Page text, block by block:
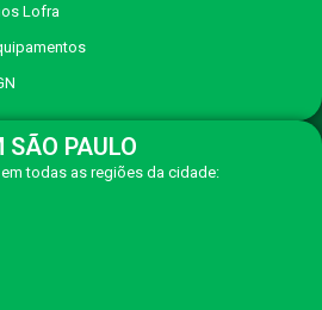
Lofra
PAULO
todas as regiões da cidade: